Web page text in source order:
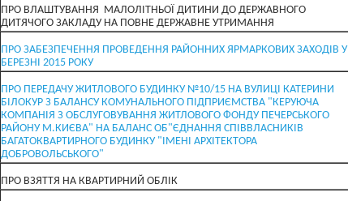
ПРО ВЛАШТУВАННЯ МАЛОЛІТНЬОЇ ДИТИНИ ДО ДЕРЖАВНОГО
ДИТЯЧОГО ЗАКЛАДУ НА ПОВНЕ ДЕРЖАВНЕ УТРИМАННЯ
ПРО ЗАБЕЗПЕЧЕННЯ ПРОВЕДЕННЯ РАЙОННИХ ЯРМАРКОВИХ ЗАХОДІВ У
БЕРЕЗНІ 2015 РОКУ
ПРО ПЕРЕДАЧУ ЖИТЛОВОГО БУДИНКУ №10/15 НА ВУЛИЦІ КАТЕРИНИ
БІЛОКУР З БАЛАНСУ КОМУНАЛЬНОГО ПІДПРИЄМСТВА "КЕРУЮЧА
КОМПАНІЯ З ОБСЛУГОВУВАННЯ ЖИТЛОВОГО ФОНДУ ПЕЧЕРСЬКОГО
РАЙОНУ М.КИЄВА" НА БАЛАНС ОБ"ЄДНАННЯ СПІВВЛАСНИКІВ
БАГАТОКВАРТИРНОГО БУДИНКУ "ІМЕНІ АРХІТЕКТОРА
ДОБРОВОЛЬСЬКОГО"
ПРО ВЗЯТТЯ НА КВАРТИРНИЙ ОБЛІК